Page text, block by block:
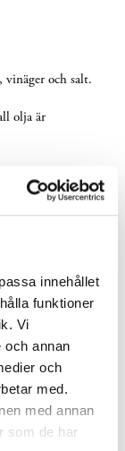
innehållet
funktioner
Vi
och annan
och
med.
med annan
som de har
och salt.
olja är
över
blanda